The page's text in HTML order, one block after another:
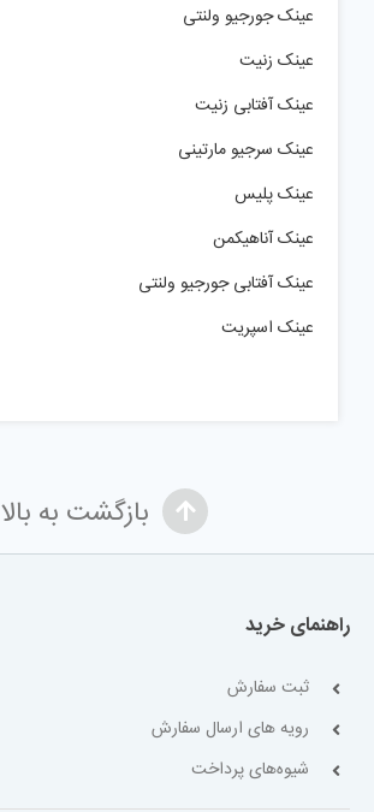
عینک جورجیو ولنتی
عینک زنیت
عینک آفتابی زنیت
عینک سرجیو مارتینی
عینک پلیس
عینک آناهیکمن
عینک آفتابی جورجیو ولنتی
عینک اسپریت
بازگشت به بالا
راهنمای خرید
ثبت سفارش
رویه های ارسال سفارش
شیوه‌های پرداخت